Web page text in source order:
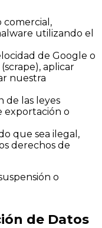
comercial,
utilizando el
de Google o
aplicar
nuestra
de las leyes
exportación o
que sea ilegal,
derechos de
o
de Datos